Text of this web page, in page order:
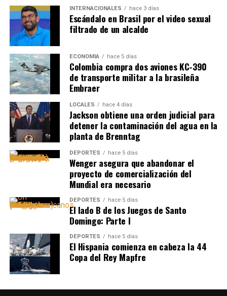
INTERNACIONALES hace 3 días
Escándalo en Brasil por el video sexual
filtrado de un alcalde
ECONOMÍA hace 5 días
Colombia compra dos aviones KC-390
de transporte militar a la brasileña
Embraer
LOCALES hace 4 días
Jackson obtiene una orden judicial para
detener la contaminación del agua en la
planta de Brenntag
DEPORTES hace 5 días
Wenger asegura que abandonar el
proyecto de comercialización del
Mundial era necesario
DEPORTES hace 5 días
El lado B de los Juegos de Santo
Domingo: Parte I
DEPORTES hace 5 días
El Hispania comienza en cabeza la 44
Copa del Rey Mapfre